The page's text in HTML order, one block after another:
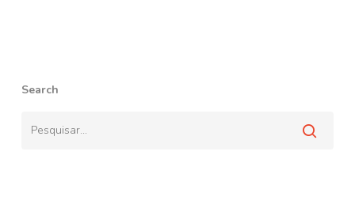
Search